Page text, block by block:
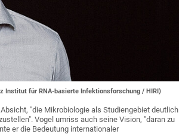
Institut für RNA-basierte Infektionsforschung / HIRI)
"die Mikrobiologie als Studiengebiet deutlich
Vogel umriss auch seine Vision, "daran zu
er die Bedeutung internationaler